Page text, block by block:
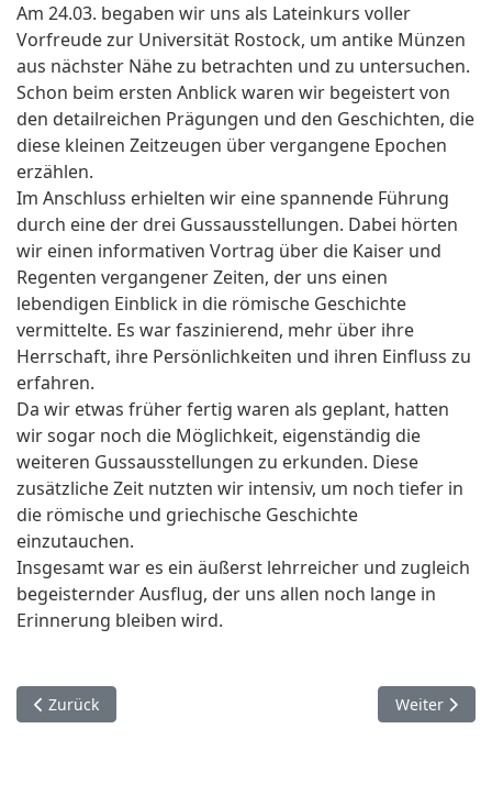
Am 24.03. begaben wir uns als Lateinkurs voller
Vorfreude zur Universität Rostock, um antike Münzen
aus nächster Nähe zu betrachten und zu untersuchen.
Schon beim ersten Anblick waren wir begeistert von
den detailreichen Prägungen und den Geschichten, die
diese kleinen Zeitzeugen über vergangene Epochen
erzählen.
Im Anschluss erhielten wir eine spannende Führung
durch eine der drei Gussausstellungen. Dabei hörten
wir einen informativen Vortrag über die Kaiser und
Regenten vergangener Zeiten, der uns einen
lebendigen Einblick in die römische Geschichte
vermittelte. Es war faszinierend, mehr über ihre
Herrschaft, ihre Persönlichkeiten und ihren Einfluss zu
erfahren.
Da wir etwas früher fertig waren als geplant, hatten
wir sogar noch die Möglichkeit, eigenständig die
weiteren Gussausstellungen zu erkunden. Diese
zusätzliche Zeit nutzten wir intensiv, um noch tiefer in
die römische und griechische Geschichte
einzutauchen.
Insgesamt war es ein äußerst lehrreicher und zugleich
begeisternder Ausflug, der uns allen noch lange in
Erinnerung bleiben wird.
Vorheriger Beitrag: Schulprojekt zur Wanderausstellung
Zurück Nächster
Weiter